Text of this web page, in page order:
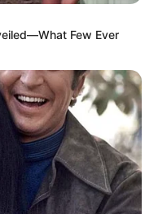
Radfahren an, denn
lädt dann das
Altstadt aber
Auf fast einem
in völliger Ruhe,
bis zum
imposantem
die beiden Torbogen
Beamtenhäusern.
Few Ever